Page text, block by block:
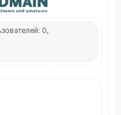
0,